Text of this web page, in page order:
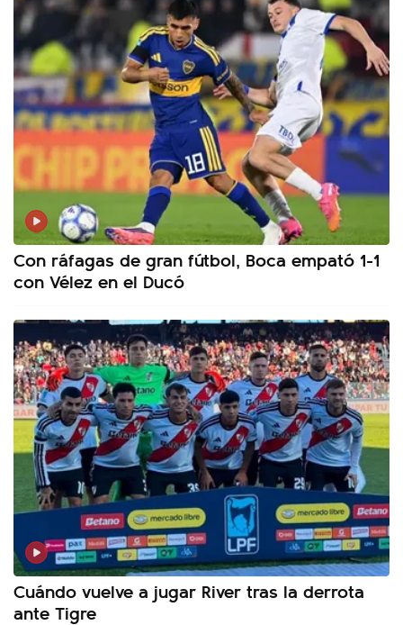
Con ráfagas de gran fútbol, Boca empató 1-1
con Vélez en el Ducó
Cuándo vuelve a jugar River tras la derrota
ante Tigre